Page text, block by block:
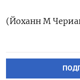
(Йоханн М